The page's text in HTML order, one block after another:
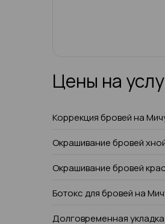
Цены на
Коррекция бровей на
Окрашивание бровей
Окрашивание бровей
Ботокс для бровей на
Долговременная